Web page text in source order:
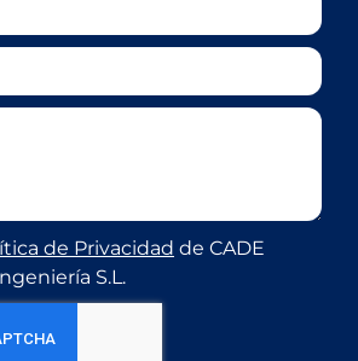
de Privacidad de CADE
S.L.